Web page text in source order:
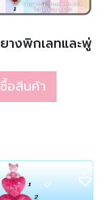
งพิกเลทและพู่
ซื้อสินค้า